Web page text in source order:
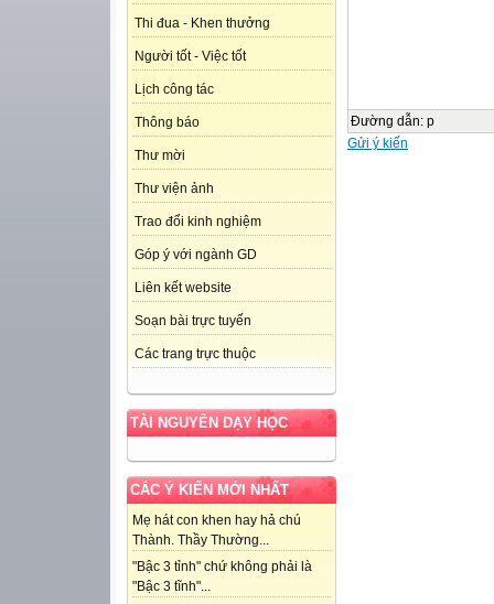
Thi đua - Khen thưởng
Người tốt - Việc tốt
Lịch công tác
Thông báo
Thư mời
Thư viện ảnh
Trao đổi kinh nghiệm
Góp ý với ngành GD
Liên kết website
Soạn bài trực tuyến
Các trang trực thuộc
TÀI NGUYÊN DẠY HỌC
CÁC Ý KIẾN MỚI NHẤT
Mẹ hát con khen hay hả chú
Thành. Thầy Thường...
"Bậc 3 tỉnh" chứ không phải là
"Bậc 3 tĩnh"...
Đường dẫn: p
Gửi ý kiến